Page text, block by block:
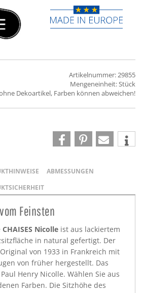
Artikelnummer: 29855
Mengeneinheit: Stück
Dekoartikel, Farben können abweichen!
ABMESSUNGEN
Feinsten
CHAISES Nicolle ist aus lackiertem
in natural gefertigt. Der
von 1933 in Frankreich mit
von früher hergestellt. Das
Henry Nicolle. Wählen Sie aus
Farben. Die Sitzhöhe des